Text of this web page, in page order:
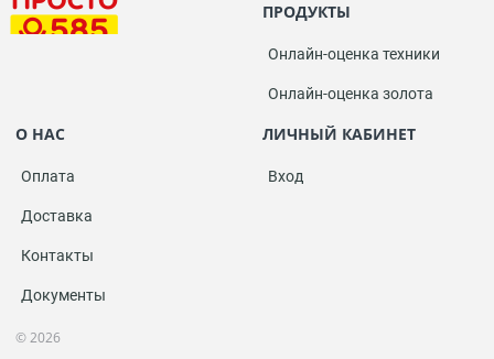
ПРОДУКТЫ
Онлайн-оценка техники
Онлайн-оценка золота
О НАС
Оплата
Доставка
Контакты
Документы
ЛИЧНЫЙ КАБИНЕТ
Вход
© 2026